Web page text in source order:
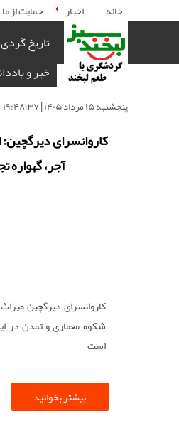
خانه اخبار حمایت از ما
تاریخ گردی
خبر و
پنجشنبه ۱۵ مرداد ۱۴۰۵ | ۱۹:۴۸:۳۷
کاروانسرای
آجر، گهواره
کاروانسرای دیرگچین
شکوه معماری و تمدن در
است
بیشتر بخوانید